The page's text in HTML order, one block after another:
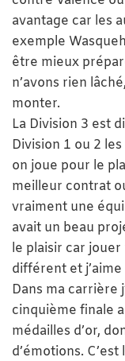
avantage car les
exemple
être mieux
n’avons rien
monter.
La Division 3 est
Division 1 ou 2
on joue pour le
meilleur contrat
vraiment une
avait un beau
le plaisir car
différent et j’aime
Dans ma carrière
cinquième finale
médailles d’or,
d’émotions.